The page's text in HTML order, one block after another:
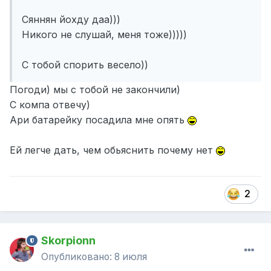
Сяннян йохду даа)))
Никого не слушай, меня тоже)))))
С тобой спорить весело))
Погоди) мы с тобой не закончили)
С компа отвечу)
Ари батарейку посадила мне опять
Ей легче дать, чем обьяснить почему нет
2
Skorpionn
Опубликовано: 8 июля